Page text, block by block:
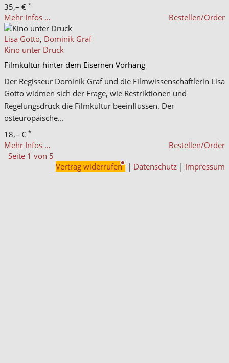
35,– € *
Mehr Infos … Bestellen/Order
Lisa Gotto, Dominik Graf
Kino unter Druck
Filmkultur hinter dem Eisernen Vorhang
Der Regisseur Dominik Graf und die Filmwissenschaftlerin Lisa
Gotto widmen sich der Frage, wie Restriktionen und
Regelungsdruck die Filmkultur beeinflussen. Der
osteuropäische...
18,– € *
Mehr Infos …
Bestellen/Order
Seite 1 von 5
Vertrag widerrufen
| Datenschutz | Impressum